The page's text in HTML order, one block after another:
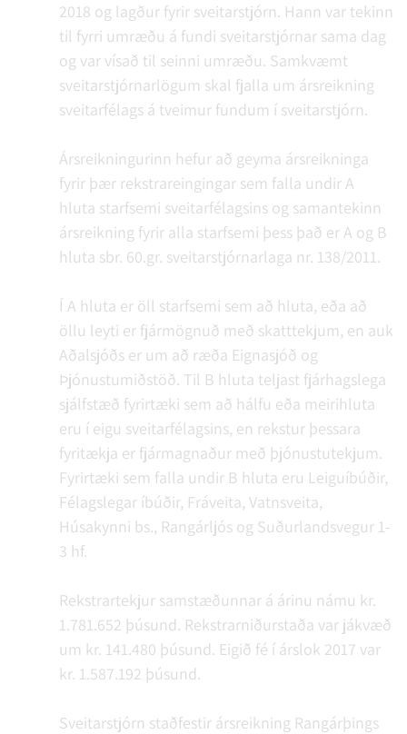
2018 og lagður fyrir sveitarstjórn. Hann var tekinn
til fyrri umræðu á fundi sveitarstjórnar sama dag
og var vísað til seinni umræðu. Samkvæmt
sveitarstjórnarlögum skal fjalla um ársreikning
sveitarfélags á tveimur fundum í sveitarstjórn.
Ársreikningurinn hefur að geyma ársreikninga
fyrir þær rekstrareingingar sem falla undir A
hluta starfsemi sveitarfélagsins og samantekinn
ársreikning fyrir alla starfsemi þess það er A og B
hluta sbr. 60.gr. sveitarstjórnarlaga nr. 138/2011.
Í A hluta er öll starfsemi sem að hluta, eða að
öllu leyti er fjármögnuð með skatttekjum, en auk
Aðalsjóðs er um að ræða Eignasjóð og
Þjónustumiðstöð. Til B hluta teljast fjárhagslega
sjálfstæð fyrirtæki sem að hálfu eða meirihluta
eru í eigu sveitarfélagsins, en rekstur þessara
fyritækja er fjármagnaður með þjónustutekjum.
Fyrirtæki sem falla undir B hluta eru Leiguíbúðir,
Félagslegar íbúðir, Fráveita, Vatnsveita,
Húsakynni bs., Rangárljós og Suðurlandsvegur 1-
3 hf.
Rekstrartekjur samstæðunnar á árinu námu kr.
1.781.652 þúsund. Rekstrarniðurstaða var jákvæð
um kr. 141.480 þúsund. Eigið fé í árslok 2017 var
kr. 1.587.192 þúsund.
Sveitarstjórn staðfestir ársreikning Rangárþings